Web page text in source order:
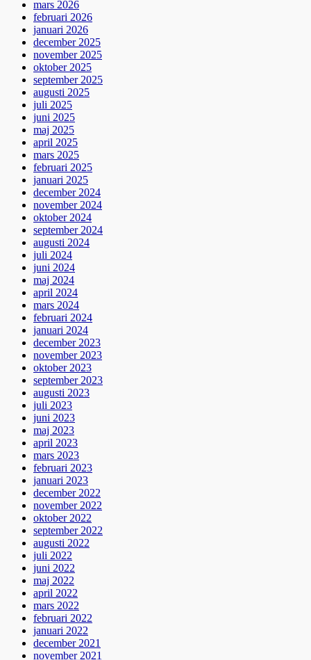
mars 2026
februari 2026
januari 2026
december 2025
november 2025
oktober 2025
september 2025
augusti 2025
juli 2025
juni 2025
maj 2025
april 2025
mars 2025
februari 2025
januari 2025
december 2024
november 2024
oktober 2024
september 2024
augusti 2024
juli 2024
juni 2024
maj 2024
april 2024
mars 2024
februari 2024
januari 2024
december 2023
november 2023
oktober 2023
september 2023
augusti 2023
juli 2023
juni 2023
maj 2023
april 2023
mars 2023
februari 2023
januari 2023
december 2022
november 2022
oktober 2022
september 2022
augusti 2022
juli 2022
juni 2022
maj 2022
april 2022
mars 2022
februari 2022
januari 2022
december 2021
november 2021